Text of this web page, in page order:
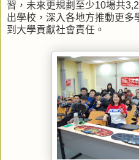
習，未來更規劃至少10場共
出學校，深入各地方推動更多
到大學貢獻社會責任。